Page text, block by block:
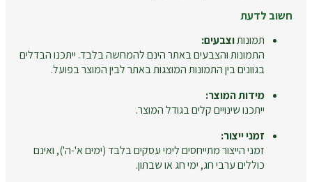
חשוב לדעת
תמונותוצבעים:
התמונות והצבעים באתר הינם להמחשה בלבד. ייתכנו הבדלים
בגוונים בין התמונות המוצגות באתר לבין המוצר בפועל.
מידות המוצר:
ייתכנו שינויים קלים בגודל המוצר.
זמני ייצור:
זמני הייצור מתייחסים לימי עסקים בלבד (ימים א'-ה'), ואינם
כוללים ערבי חג, ימי חג או שבתון.